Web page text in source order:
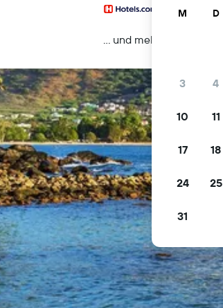
… und mehr
M D
3 4
10 11
17 18
24 25
31